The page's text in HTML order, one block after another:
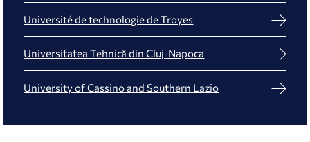
Université de technologie de Troyes
Universitatea Tehnică din Cluj-Napoca
University of Cassino and Southern Lazio